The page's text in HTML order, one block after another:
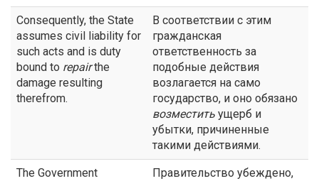
Consequently, the State
assumes civil liability for
such acts and is duty
bound to repairthe
damage resulting
therefrom.
В соответствии с этим
гражданская
ответственность за
подобные действия
возлагается на само
государство, и оно обязано
возместить ущерб и
убытки, причиненные
такими действиями.
The Government
Правительство убеждено,